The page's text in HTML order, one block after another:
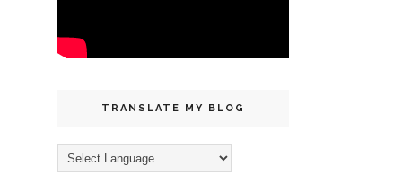
TRANSLATE MY BLOG